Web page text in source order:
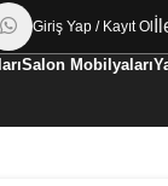
Giriş Yap / Kayıt Ol
Salon Mobilyaları